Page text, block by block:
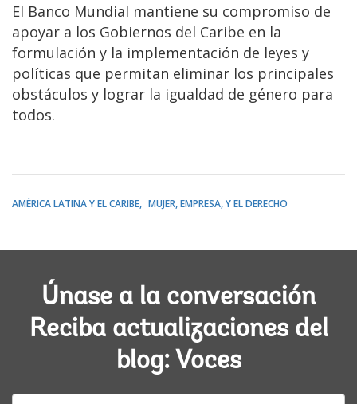
El Banco Mundial mantiene su compromiso de
apoyar a los Gobiernos del Caribe en la
formulación y la implementación de leyes y
políticas que permitan eliminar los principales
obstáculos y lograr la igualdad de género para
todos.
AMÉRICA LATINA Y EL CARIBE MUJER, EMPRESA, Y EL DERECHO
Únase a la conversación
Reciba actualizaciones del
blog: Voces